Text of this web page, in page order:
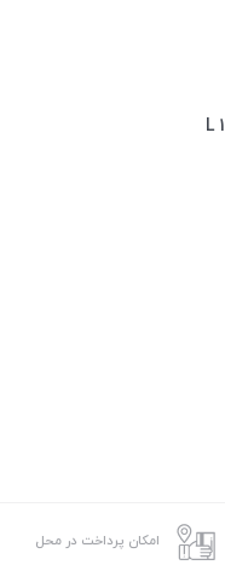
1 L
امکان پرداخت در محل